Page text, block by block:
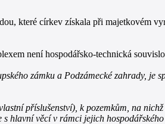
které církev získala při majetkovém
není hospodářsko-technická
zámku a Podzámecké zahrady, je
příslušenství), k pozemkům, na
s hlavní věcí v rámci jejich